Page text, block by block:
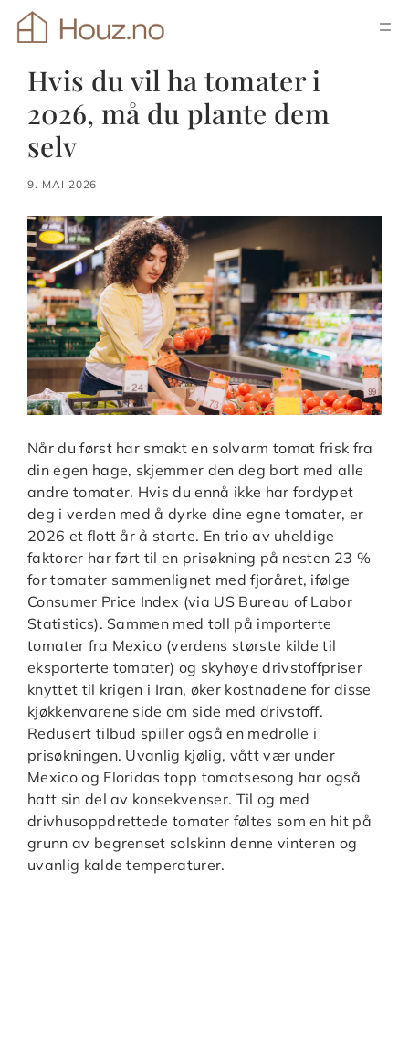
Hopp
Hvis du vil ha tomater i
2026, må du plante dem
selv
9. MAI 2026
Når du først har smakt en solvarm tomat frisk fra
din egen hage, skjemmer den deg bort med alle
andre tomater. Hvis du ennå ikke har fordypet
deg i verden med å dyrke dine egne tomater, er
2026 et flott år å starte. En trio av uheldige
faktorer har ført til en prisøkning på nesten 23 %
for tomater sammenlignet med fjoråret, ifølge
Consumer Price Index (via US Bureau of Labor
Statistics). Sammen med toll på importerte
tomater fra Mexico (verdens største kilde til
eksporterte tomater) og skyhøye drivstoffpriser
knyttet til krigen i Iran, øker kostnadene for disse
kjøkkenvarene side om side med drivstoff.
Redusert tilbud spiller også en medrolle i
prisøkningen. Uvanlig kjølig, vått vær under
Mexico og Floridas topp tomatsesong har også
hatt sin del av konsekvenser. Til og med
drivhusoppdrettede tomater føltes som en hit på
grunn av begrenset solskinn denne vinteren og
uvanlig kalde temperaturer.